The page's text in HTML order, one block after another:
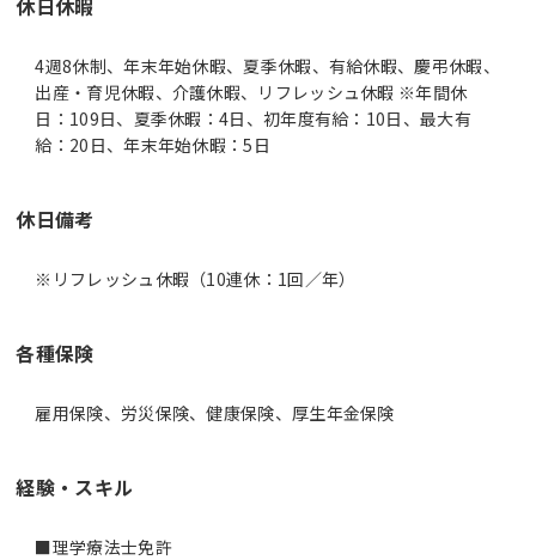
休日休暇
4週8休制、年末年始休暇、夏季休暇、有給休暇、慶弔休暇、
出産・育児休暇、介護休暇、リフレッシュ休暇 ※年間休
日：109日、夏季休暇：4日、初年度有給：10日、最大有
給：20日、年末年始休暇：5日
休日備考
※リフレッシュ休暇（10連休：1回／年）
各種保険
雇用保険、労災保険、健康保険、厚生年金保険
経験・スキル
■理学療法士免許